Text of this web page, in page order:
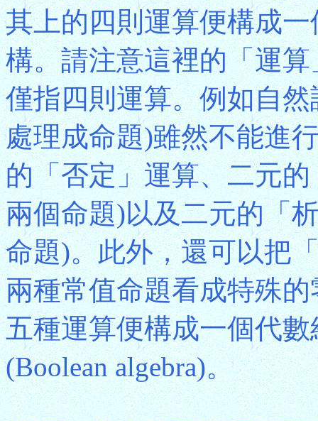
其上的四則運算便構成
構。請注意這裡的「運
僅指四則運算。例如自
處理成命題)雖然不能進
的「否定」運算、二元
兩個命題)以及二元的「
命題)。此外，還可以把
兩種常值命題看成特殊
五種運算便構成一個代
(Boolean algebra)。